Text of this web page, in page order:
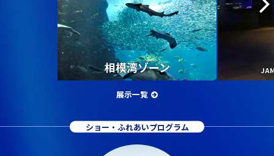
相模湾ゾーン
展示一覧
ショー・ふれあいプログラム